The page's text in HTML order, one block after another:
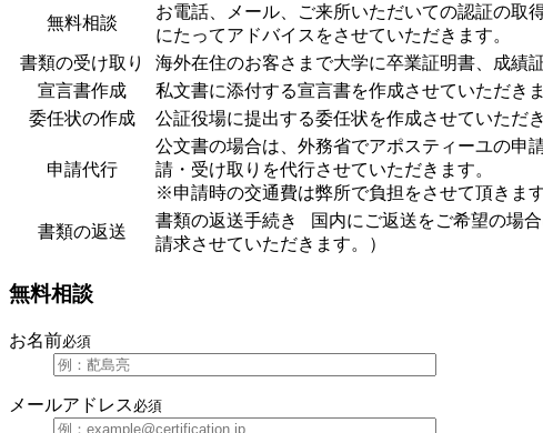
無料相談
お電話、メール、ご来所いただいての認証の取
にたってアドバイスをさせていただきます。
書類の受け取り
海外在住のお客さまで大学に卒業証明書、成績
宣言書作成
私文書に添付する宣言書を作成させていただき
委任状の作成
公証役場に提出する委任状を作成させていただ
申請代行
公文書の場合は、外務省でアポスティーユの申
請・受け取りを代行させていただきます。
※申請時の交通費は弊所で負担をさせて頂きます
書類の返送
書類の返送手続き 国内にご返送をご希望の場
請求させていただきます。）
無料相談
お名前必須
メールアドレス 必須